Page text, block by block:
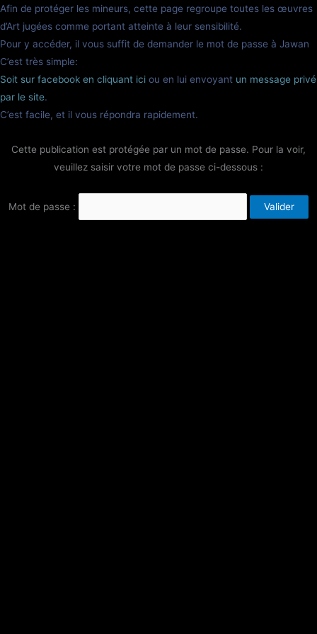
Afin de protéger les mineurs, cette page regroupe toutes les œuvres
d’Art jugées comme portant atteinte à leur sensibilité.
Pour y accéder, il vous suffit de demander le mot de passe à Jawan
C’est très simple:
Soit sur facebook en cliquant ici ou en lui envoyant un message privé
par le site.
C’est facile, et il vous répondra rapidement.
Cette publication est protégée par un mot de passe. Pour la voir,
veuillez saisir votre mot de passe ci-dessous :
Mot de passe :